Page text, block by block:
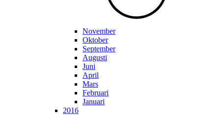
November
Oktober
September
Augusti
Juni
April
Mars
Februari
Januari
2016